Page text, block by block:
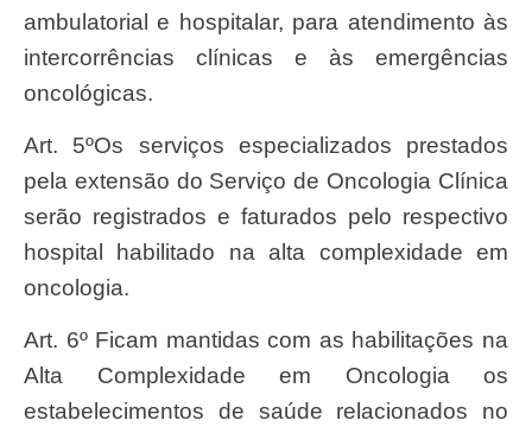
ambulatorial e hospitalar, para atendimento às
intercorrências clínicas e às emergências
oncológicas.
Art. 5ºOs serviços especializados prestados
pela extensão do Serviço de Oncologia Clínica
serão registrados e faturados pelo respectivo
hospital habilitado na alta complexidade em
oncologia.
Art. 6º Ficam mantidas com as habilitações na
Alta Complexidade em Oncologia os
estabelecimentos de saúde relacionados no